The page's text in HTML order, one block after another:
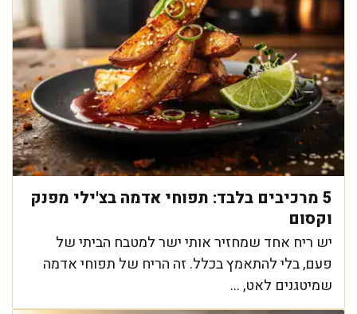
5 מרכיבים בלבד: תפוחי אדמה בצ'ילי מפנק
וקסום
יש ריח אחד שמחזיר אותי ישר למטבח הביתי של
פעם, בלי להתאמץ בכלל. זה הריח של תפוחי אדמה
שמיטגנים לאט, ...